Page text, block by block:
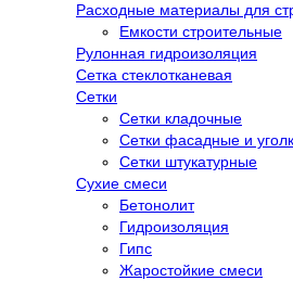
Расходные материалы для
Емкости строительные
Рулонная гидроизоляция
Сетка стеклотканевая
Сетки
Сетки кладочные
Сетки фасадные и
Сетки штукатурные
Сухие смеси
Бетонолит
Гидроизоляция
Гипс
Жаростойкие смеси